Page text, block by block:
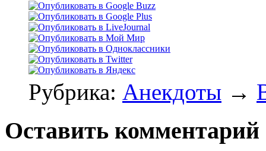
Рубрика: Анекдоты →
Оставить комментарий